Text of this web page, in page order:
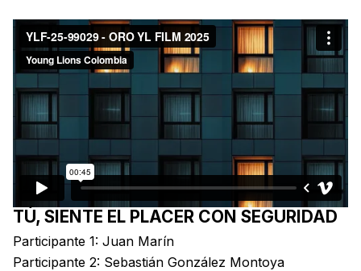
TÚ, SIENTE EL PLACER CON SEGURIDAD
Participante 1: Juan Marín
Participante 2: Sebastián González Montoya